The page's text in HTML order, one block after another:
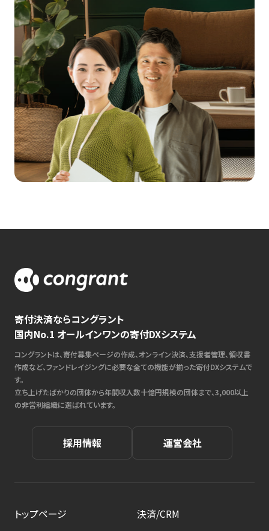
寄付決済ならコングラント
国内No.1 オールインワンの寄付DXシステム
コングラントは、寄付募集ページの作成、オンライン決済、支援者管理、領収書
作成など、ファンドレイジングに必要な全ての機能が揃った寄付DXシステムで
す。
立ち上げたばかりの団体から年間収入数十億円規模の団体まで、3,000以上
の非営利組織に選ばれています。
採用情報 運営会社
トップページ
決済/CRM